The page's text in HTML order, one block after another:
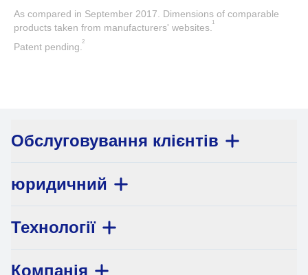
As compared in September 2017. Dimensions of comparable
products taken from manufacturers' websites. 1
Patent pending.2
Обслуговування клієнтів
юридичний
Технології
Компанія